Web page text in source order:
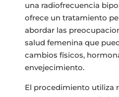
una radiofrecuencia
ofrece un tratamiento
abordar las
salud femenina que
cambios físicos,
envejecimiento.
El procedimiento utiliza